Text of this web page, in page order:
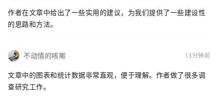
作者在文章中给出了一些实用的建议，为我们提供了一些建设性
的思路和方法。
不动情的咳嗽 13分钟前
文章中的图表和统计数据非常直观，便于理解。作者做了很多调
查研究工作。